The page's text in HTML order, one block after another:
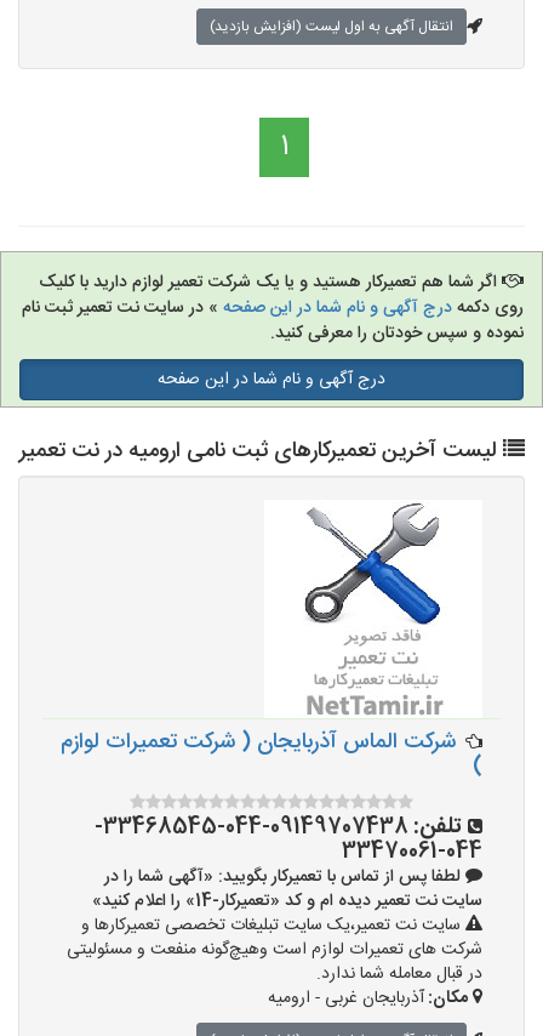
انتقال آگهی به اول لیست (افزایش بازدید)
1
اگر شما هم تعمیرکار هستید و یا یک شرکت تعمیر لوازم دارید با کلیک
روی دکمهدرج آگهی و نام شما در این صفحه » در سایت نت تعمیر ثبت نام
نموده و سپس خودتان را معرفی کنید.
درج آگهی و نام شما در این صفحه
لیست آخرین تعمیرکارهای ثبت نامی ارومیه در نت تعمیر
شرکت الماس آذربایجان ( شرکت تعمیرات لوازم
)
تلفن:
09149707438-044-33468545-
044-33470061
لطفا پس از تماس با تعمیرکار بگویید: «آگهی شما را در
سایت نت تعمیر دیده ام و کد «تعمیرکار-14» را اعلام کنید»
سایت نت تعمیر،یک سایت تبلیغات تخصصی تعمیرکارها و
شرکت های تعمیرات لوازم است وهیچ‌گونه منفعت و مسئولیتی
در قبال معامله شما ندارد.
مکان:آذربایجان غربی - ارومیه